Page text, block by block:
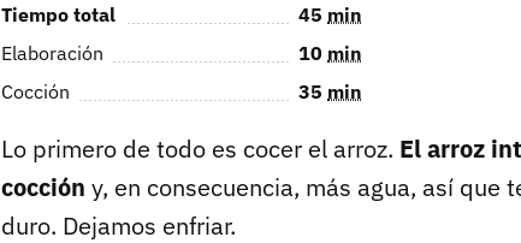
Tiempo total 45 min
Elaboración
10 min
Cocción
35 min
Lo primero de todo es cocer el arroz. El arroz
cocción y, en consecuencia, más agua, así que
duro. Dejamos enfriar.